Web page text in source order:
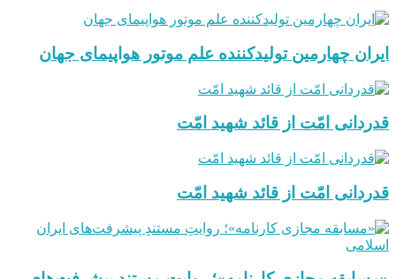
ایران چهارمین تولیدکننده علم موتور هواپیمای جهان
قدردانی امّت از قائد شهید امّت
قدردانی امّت از قائد شهید امّت